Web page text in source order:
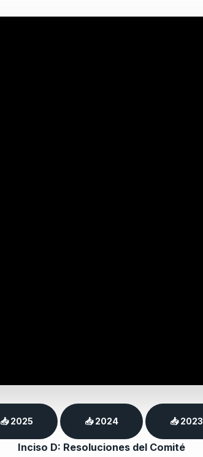
📥 2025 📥 2024 📥 2023
Inciso D: Resoluciones del Comité